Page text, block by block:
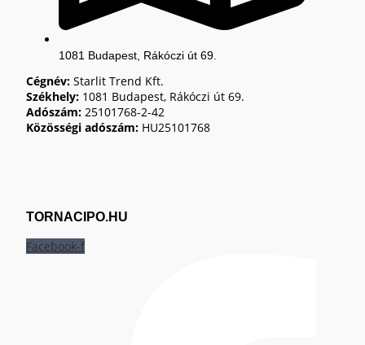
1081 Budapest, Rákóczi út 69.
Cégnév: Starlit Trend Kft.
Székhely: 1081 Budapest, Rákóczi út 69.
Adószám: 25101768-2-42
Közösségi adószám: HU25101768
TORNACIPO.HU
Facebook-f